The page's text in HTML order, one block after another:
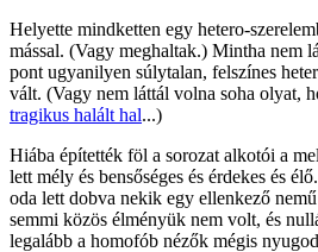
Helyette mindketten egy hetero-
mással. (Vagy meghaltak.) Mintha nem
pont ugyanilyen súlytalan, felszínes
vált. (Vagy nem láttál volna soha olyat,
tragikus halált hal...)
Hiába építették föl a sorozat alkotói a
lett mély és bensőséges és érdekes és
oda lett dobva nekik egy ellenkező
semmi közös élményük nem volt, és
legalább a homofób nézők mégis